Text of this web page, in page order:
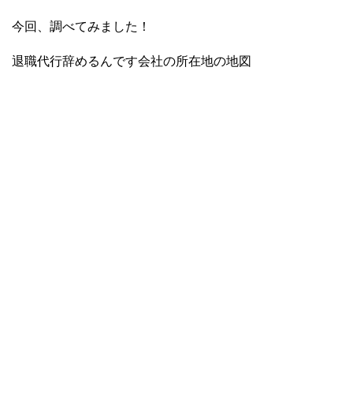
今回、調べてみました！
退職代行辞めるんです会社の所在地の地図